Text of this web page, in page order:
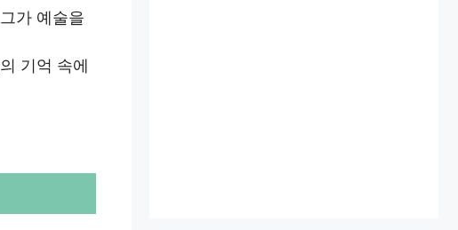
가 예술을
기억 속에